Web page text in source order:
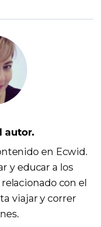
autor.
en Ecwid.
y educar a los
con el
viajar y correr